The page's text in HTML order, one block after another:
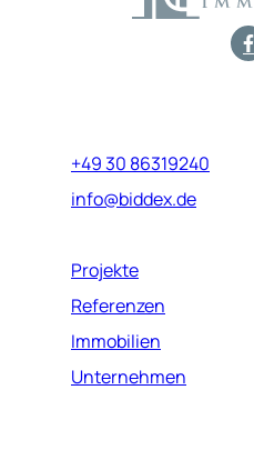
+49 30 86319240
info@biddex.de
Projekte
Referenzen
Immobilien
Unternehmen